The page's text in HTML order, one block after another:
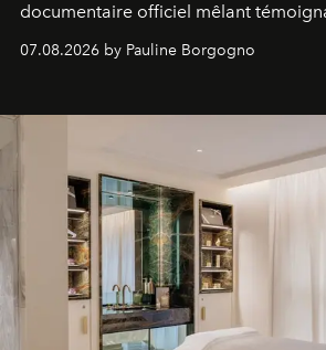
documentaire officiel mêlant
inédites et plongée dans les coulisses
générationnel.
07.08.2026 by Pauline Borgogno